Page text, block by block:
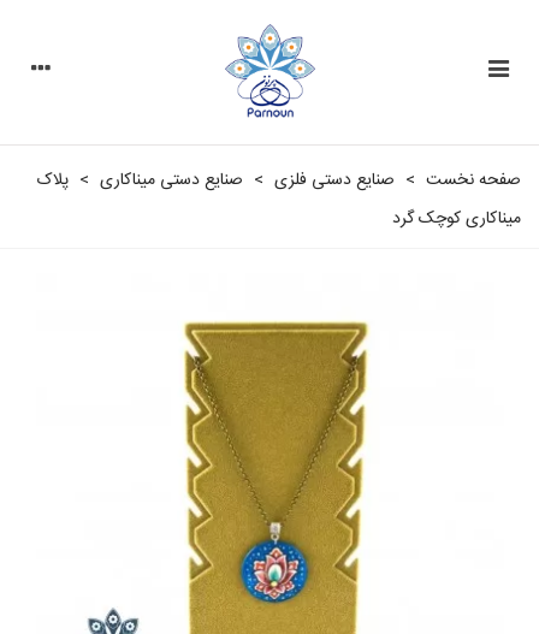
صفحه نخست > صنایع دستی فلزی > صنایع دستی مینا‌کاری > پلاک
مینا‌کاری کوچک گرد